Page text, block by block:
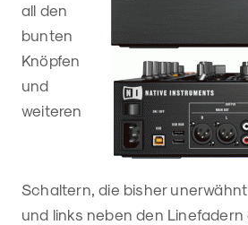
all den
bunten
Knöpfen
und
weiteren
Schaltern, die bisher
und links neben den Linefadern